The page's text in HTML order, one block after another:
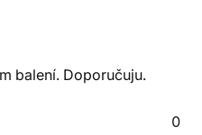
balení. Doporučuju.
0